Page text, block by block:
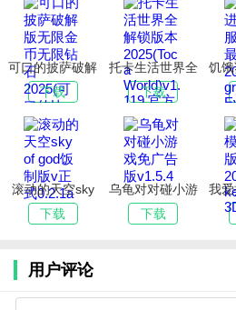
可口的披萨破解
版无限金币无限
钻石2025(可口
的比萨)v5.37.2
下载
托卡生活世界全
解锁版本
2025(Toca
World)v1.119
官方正版
下载
饥
服
本
.2
滚动的天空sky
of god饭制版v
正式0.2.1a
下载
乌龟对对碰小游
戏免广告版
v1.5.4
下载
我
版
用户评论